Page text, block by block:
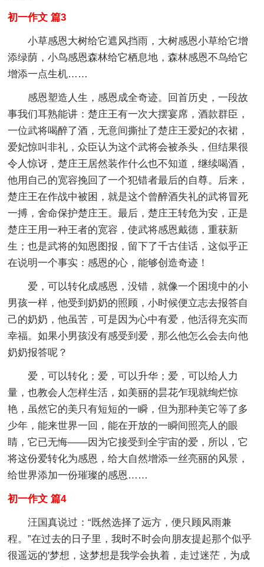
初一作文 篇3
小草感恩大树给它遮风挡雨，大树感恩小草给它增
添绿荫，小鸟感恩森林给它栖息地，森林感恩不鸟给它
增添一点生机……
感恩塑造人生，感恩成全奇迹。回首历史，一段故
事我们耳熟能讲：楚庄王有一次大摆宴席，酒款群臣，
一位武将喝醉了酒，无意间撕扯了楚庄王爱妃的衣裙，
爱妃惊叫非礼，众臣认为这个武将会被杀头，但结果很
令人惊讶，楚庄王居然装作什么也不知道，继续喝酒，
他用自己的宽容挽回了一个犯错者最后的自尊。后来，
楚庄王在作战中被困，就是这个曾醉酒失礼的武将冒死
一搏，舍命保护楚庄王。最后，楚庄王转危为安，正是
楚庄王用一种王者的宽容，使武将感恩戴德，重获新
生；也是武将的知恩图报，留下了千古佳话，这似乎正
在说明一个事实：感恩的心，能够创造奇迹！
爱，可以转化成感恩，没错，就像一个困境中的小
男孩一样，他受到奶奶的照顾，小时候便立志去报答自
己的奶奶，他虽苦，可是因为心中有爱，他活得充实而
幸福。如果小男孩没有感受到爱，那么他怎么会去向他
奶奶报答呢？
爱，可以转化；爱，可以升华；爱，可以给人力
量，也教会人怎样生活，如美丽的昙花乍现就绚烂惊
艳，虽然它的美只有短短的一瞬，但为那种美它等了多
少年，能来世界一回，能在开放的一瞬间照亮人的眼
睛，它已无悔——因为它接受到全宇宙的爱，所以，它
将这份爱转化为感恩，给大自然增添一丝亮丽的风景，
给世界添加一份璀璨的感恩……
初一作文 篇4
汪国真说过：“既然选择了远方，便只顾风雨兼
程。”在过去的日子里，我时不时会向朋友提起那个似乎
很遥远的'梦想，这梦想是我学会执着，走过迷茫，为成